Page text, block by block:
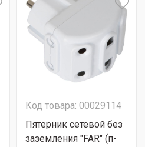
Код товара: 00029114
Пятерник сетевой без
заземления "FAR" (п-